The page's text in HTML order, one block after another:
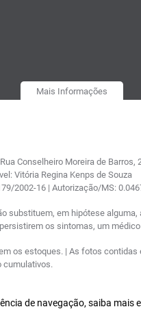
de navegação, saiba mais
Mais Informações
Conselheiro Moreira de
Vitória Regina Kenps de Souza
2002-16 | Autorização/MS:
em hipótese
os sintomas, um
os estoques. | As fotos
cumulativos.